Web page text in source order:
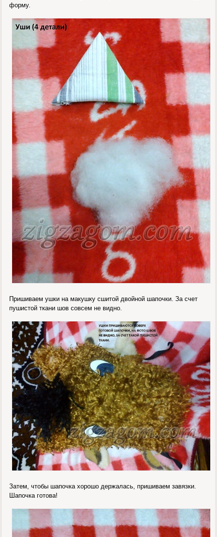
форму.
Пришиваем ушки на макушку сшитой двойной шапочки. За счет
пушистой ткани шов совсем не видно.
Затем, чтобы шапочка хорошо держалась, пришиваем завязки.
Шапочка готова!